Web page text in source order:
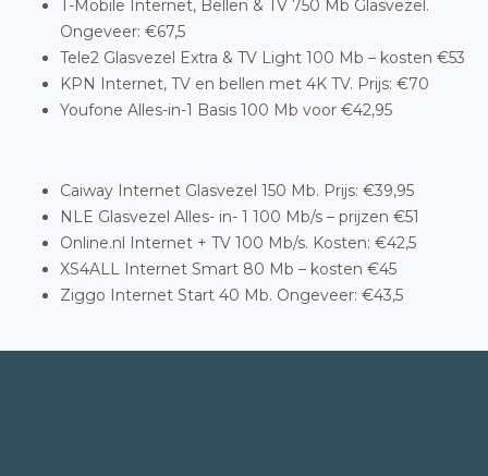
T-Mobile Internet, Bellen & TV 750 Mb Glasvezel.
Ongeveer: €67,5
Tele2 Glasvezel Extra & TV Light 100 Mb – kosten €53
KPN Internet, TV en bellen met 4K TV. Prijs: €70
Youfone Alles-in-1 Basis 100 Mb voor €42,95
Caiway Internet Glasvezel 150 Mb. Prijs: €39,95
NLE Glasvezel Alles- in- 1 100 Mb/s – prijzen €51
Online.nl Internet + TV 100 Mb/s. Kosten: €42,5
XS4ALL Internet Smart 80 Mb – kosten €45
Ziggo Internet Start 40 Mb. Ongeveer: €43,5